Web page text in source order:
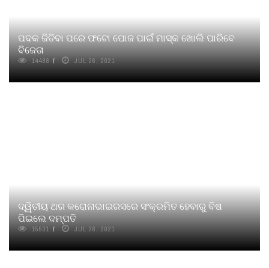
ପଦକ ଜିତିବା ପରେ ଫଟୋ ପୋଜ ପାଇଁ ମାସ୍କ ଖୋଲି ପାରିବେ
ବିଜେତା
14488 JUL 26, 2021
ଦ୍ୱିତୀୟ ଥର କରୋନାଭାଇରସରେ ସଂକ୍ରମିତ ହେବାରୁ ବିଷ
ପିଇଲେ ଦମ୍ପତି
15531 JUL 26, 2021